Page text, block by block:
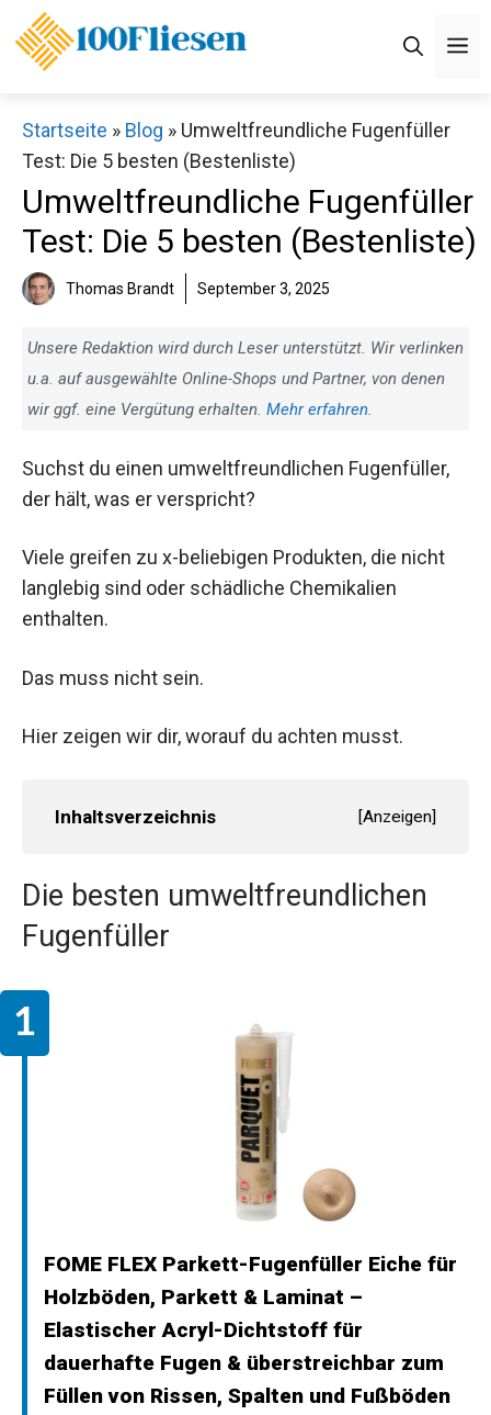
Zum
Inhalt
springen
Startseite » Blog » Umweltfreundliche Fugenfüller
Test: Die 5 besten (Bestenliste)
Umweltfreundliche Fugenfüller
Test: Die 5 besten (Bestenliste)
Thomas Brandt September 3, 2025
Unsere Redaktion wird durch Leser unterstützt. Wir verlinken
u.a. auf ausgewählte Online-Shops und Partner, von denen
wir ggf. eine Vergütung erhalten. Mehr erfahren.
Suchst du einen umweltfreundlichen Fugenfüller,
der hält, was er verspricht?
Viele greifen zu x-beliebigen Produkten, die nicht
langlebig sind oder schädliche Chemikalien
enthalten.
Das muss nicht sein.
Hier zeigen wir dir, worauf du achten musst.
Inhaltsverzeichnis [Anzeigen]
Die besten umweltfreundlichen
Fugenfüller
FOME FLEX Parkett-Fugenfüller Eiche für
Holzböden, Parkett & Laminat –
Elastischer Acryl-Dichtstoff für
dauerhafte Fugen & überstreichbar zum
Füllen von Rissen, Spalten und Fußböden